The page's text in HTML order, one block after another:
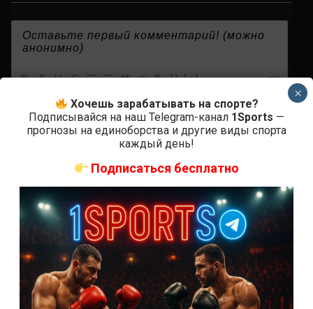
{} [+]
КОММЕНТАРИЕВ
СВЕЖИЕ ЗАПИСИ
ACA 200 прямая трансляция
Хочешь зарабатывать на спорте?
Подписывайся на наш Telegram-канал 1Sports —
прогнозы на единоборства и другие виды спорта
каждый день!
Подписаться бесплатно
×